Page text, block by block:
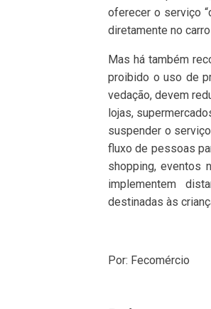
oferecer o serviço
diretamente no
Mas há também
proibido o uso de
vedação, devem
lojas,
suspender o
fluxo de pessoas
shopping, eventos
implementem
destinadas às
Por: Fecomércio